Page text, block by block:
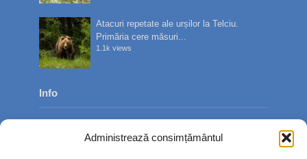
Administrează consimțământul
Atacuri repetate ale urșilor la Telciu.
Primăria cere măsuri...
1.1k views
Info